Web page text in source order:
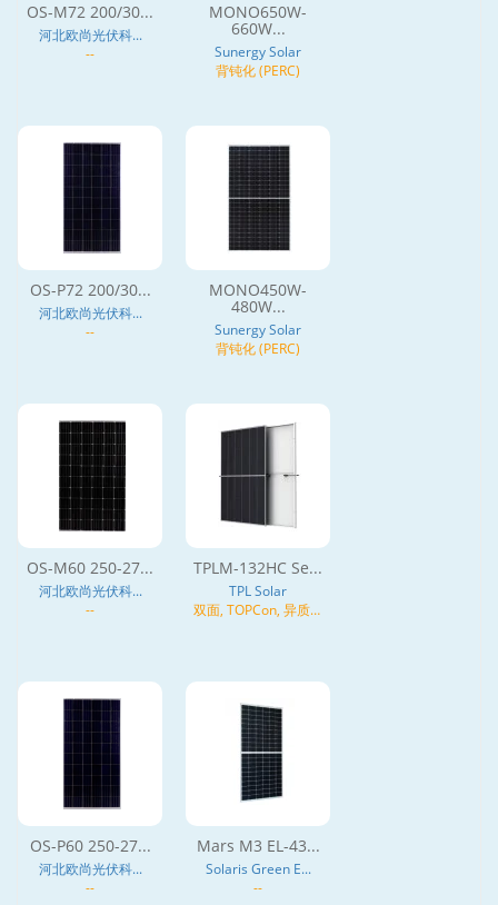
OS-M72 200/30...
河北欧尚光伏科...
--
MONO650W-
660W...
Sunergy Solar
背钝化 (PERC)
OS-P72 200/30...
河北欧尚光伏科...
--
MONO450W-
480W...
Sunergy Solar
背钝化 (PERC)
OS-M60 250-27...
河北欧尚光伏科...
--
TPLM-132HC Se...
TPL Solar
双面, TOPCon, 异质结
OS-P60 250-27...
河北欧尚光伏科...
--
Mars M3 EL-43...
Solaris Green E...
--